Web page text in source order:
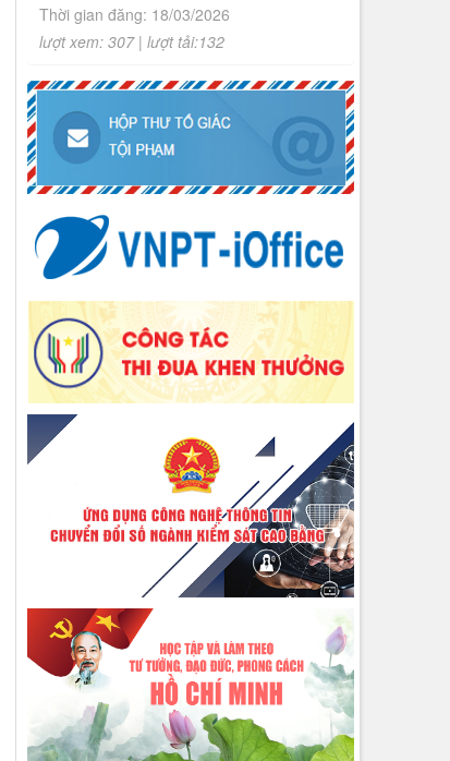
Thời gian đăng: 18/03/2026
lượt xem: 307 | lượt tải:132